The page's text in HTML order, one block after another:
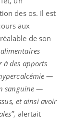
des os. Il est
aux
de son
à des apports
—
sanguine —
et ainsi avoir
, alertait